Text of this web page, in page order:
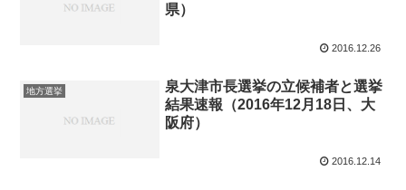
県）
2016.12.26
地方選挙
泉大津市長選挙の立候補者と選挙
結果速報（2016年12月18日、大
阪府）
2016.12.14